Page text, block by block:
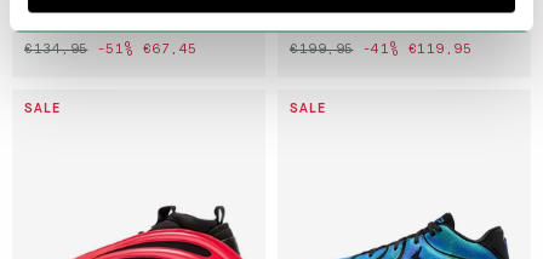
PUMA
MB.05 FAST & FURIOUS LA
€134,95 -51% €67,45
LEBRON XXIII
€199,95 -41% €119,95